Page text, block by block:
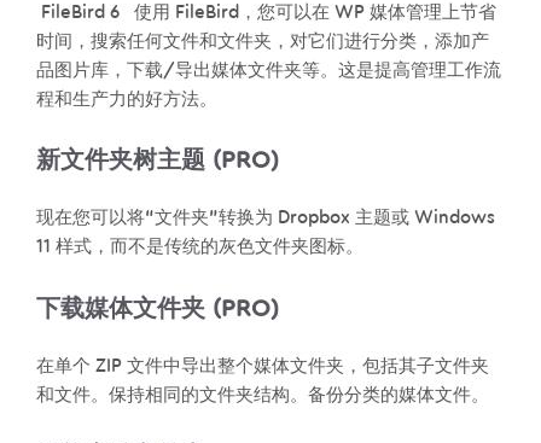
FileBird 6 使用 FileBird，您可以在 WP 媒体管理上节省
时间，搜索任何文件和文件夹，对它们进行分类，添加产
品图片库，下载/导出媒体文件夹等。这是提高管理工作流
程和生产力的好方法。
新文件夹树主题 (PRO)
现在您可以将“文件夹”转换为 Dropbox 主题或 Windows
11 样式，而不是传统的灰色文件夹图标。
下载媒体文件夹 (PRO)
在单个 ZIP 文件中导出整个媒体文件夹，包括其子文件夹
和文件。保持相同的文件夹结构。备份分类的媒体文件。